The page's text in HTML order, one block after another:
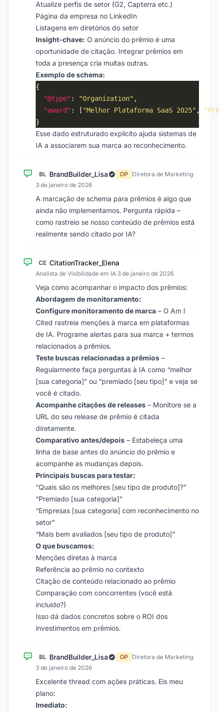
Atualize perfis de setor (G2, Capterra etc.)
Página da empresa no LinkedIn
Listagens em diretórios do setor
Insight-chave: O anúncio do prêmio é uma
oportunidade de citação. Integrar prêmios em
toda a presença cria muitas outras.
Exemplo de schema:
"@type" : "Organization"
"award" : [ "Melhor Plataforma SaaS 2025" ,
Esse dado estruturado explícito ajuda sistemas de
IA a associarem sua marca ao reconhecimento.
BL BrandBuilder_Lisa OP Diretora de Marketing·
3 de janeiro de 2026
A marcação de schema para prêmios é algo que
ainda não implementamos. Pergunta rápida –
como rastreio se nosso conteúdo de prêmios está
realmente sendo citado por IA?
CE CitationTracker_Elena
Analista de Visibilidade em IA·3 de janeiro de 2026
Veja como acompanhar o impacto dos prêmios:
Abordagem de monitoramento:
Configure monitoramento de marca – O Am I
Cited rastreia menções à marca em plataformas
de IA. Programe alertas para sua marca + termos
relacionados a prêmios.
Teste buscas relacionadas a prêmios –
Regularmente faça perguntas à IA como “melhor
[sua categoria]” ou “premiado [seu tipo]” e veja se
você é citado.
Acompanhe citações de releases – Monitore se a
URL do seu release de prêmio é citada
diretamente.
Comparativo antes/depois – Estabeleça uma
linha de base antes do anúncio do prêmio e
acompanhe as mudanças depois.
Principais buscas para testar:
“Quais são os melhores [seu tipo de produto]?”
“Premiado [sua categoria]”
“Empresas [sua categoria] com reconhecimento no
setor”
“Mais bem avaliados [seu tipo de produto]”
O que buscamos:
Menções diretas à marca
Referência ao prêmio no contexto
Citação de conteúdo relacionado ao prêmio
Comparação com concorrentes (você está
incluído?)
Isso dá dados concretos sobre o ROI dos
investimentos em prêmios.
BL BrandBuilder_Lisa OP Diretora de Marketing·
3 de janeiro de 2026
Excelente thread com ações práticas. Eis meu
plano:
Imediato: